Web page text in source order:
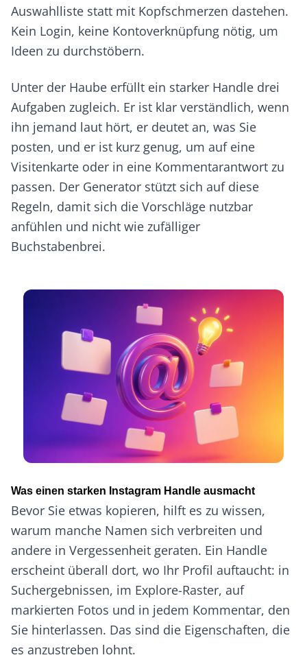
Auswahlliste statt mit Kopfschmerzen dastehen.
Kein Login, keine Kontoverknüpfung nötig, um
Ideen zu durchstöbern.
Unter der Haube erfüllt ein starker Handle drei
Aufgaben zugleich. Er ist klar verständlich, wenn
ihn jemand laut hört, er deutet an, was Sie
posten, und er ist kurz genug, um auf eine
Visitenkarte oder in eine Kommentarantwort zu
passen. Der Generator stützt sich auf diese
Regeln, damit sich die Vorschläge nutzbar
anfühlen und nicht wie zufälliger
Buchstabenbrei.
Was einen starken Instagram Handle ausmacht
Bevor Sie etwas kopieren, hilft es zu wissen,
warum manche Namen sich verbreiten und
andere in Vergessenheit geraten. Ein Handle
erscheint überall dort, wo Ihr Profil auftaucht: in
Suchergebnissen, im Explore-Raster, auf
markierten Fotos und in jedem Kommentar, den
Sie hinterlassen. Das sind die Eigenschaften, die
es anzustreben lohnt.